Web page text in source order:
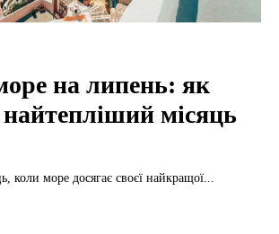
на липень: як
місяць
море досягає своєї найкращої...